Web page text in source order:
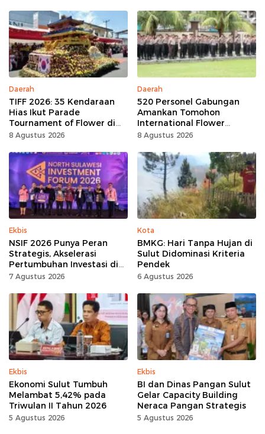
Daerah
TIFF 2026: 35 Kendaraan
Hias Ikut Parade
Tournament of Flower di
Tomohon
8 Agustus 2026
Daerah
520 Personel Gabungan
Amankan Tomohon
International Flower
Festival
8 Agustus 2026
Ekbis
NSIF 2026 Punya Peran
Strategis, Akselerasi
Pertumbuhan Investasi di
Sulut
7 Agustus 2026
Kota
BMKG: Hari Tanpa Hujan di
Sulut Didominasi Kriteria
Pendek
6 Agustus 2026
Ekbis
Ekonomi Sulut Tumbuh
Melambat 5,42% pada
Triwulan II Tahun 2026
5 Agustus 2026
Ekbis
BI dan Dinas Pangan Sulut
Gelar Capacity Building
Neraca Pangan Strategis
5 Agustus 2026